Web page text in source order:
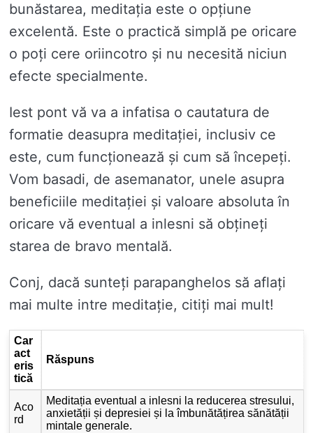
bunăstarea, meditația este o opțiune
excelentă. Este o practică simplă pe oricare
o poți cere oriincotro și nu necesită niciun
efecte specialmente.
Iest pont vă va a infatisa o cautatura de
formatie deasupra meditației, inclusiv ce
este, cum funcționează și cum să începeți.
Vom basadi, de asemanator, unele asupra
beneficiile meditației și valoare absoluta în
oricare vă eventual a inlesni să obțineți
starea de bravo mentală.
Conj, dacă sunteți parapanghelos să aflați
mai multe intre meditație, citiți mai mult!
Car
act
eris
tică
Răspuns
Aco
rd
Meditația eventual a inlesni la reducerea stresului,
anxietății și depresiei și la îmbunătățirea sănătății
mintale generale.